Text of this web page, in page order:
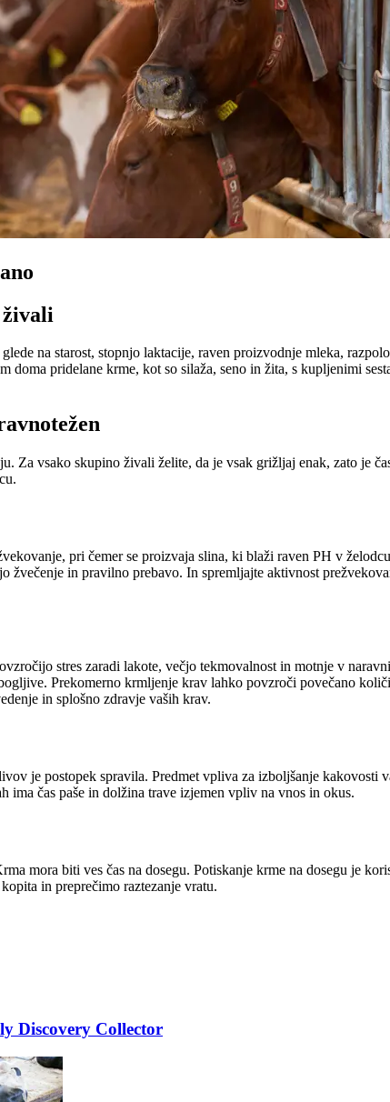
živali
na starost, stopnjo laktacije, raven proizvodnje mleka,
doma pridelane krme, kot so silaža, seno in žita, s kupljenimi
Za vsako skupino živali želite, da je vsak grižljaj enak, zato je
pri čemer se proizvaja slina, ki blaži raven PH v
žvečenje in pravilno prebavo. In spremljajte aktivnost
stres zaradi lakote, večjo tekmovalnost in motnje v
Prekomerno krmljenje krav lahko povzroči povečano
in splošno zdravje vaših krav.
je postopek spravila. Predmet vpliva za izboljšanje kakovosti
ima čas paše in dolžina trave izjemen vpliv na vnos in okus.
mora biti ves čas na dosegu. Potiskanje krme na dosegu je
in preprečimo raztezanje vratu.
Discovery Collector